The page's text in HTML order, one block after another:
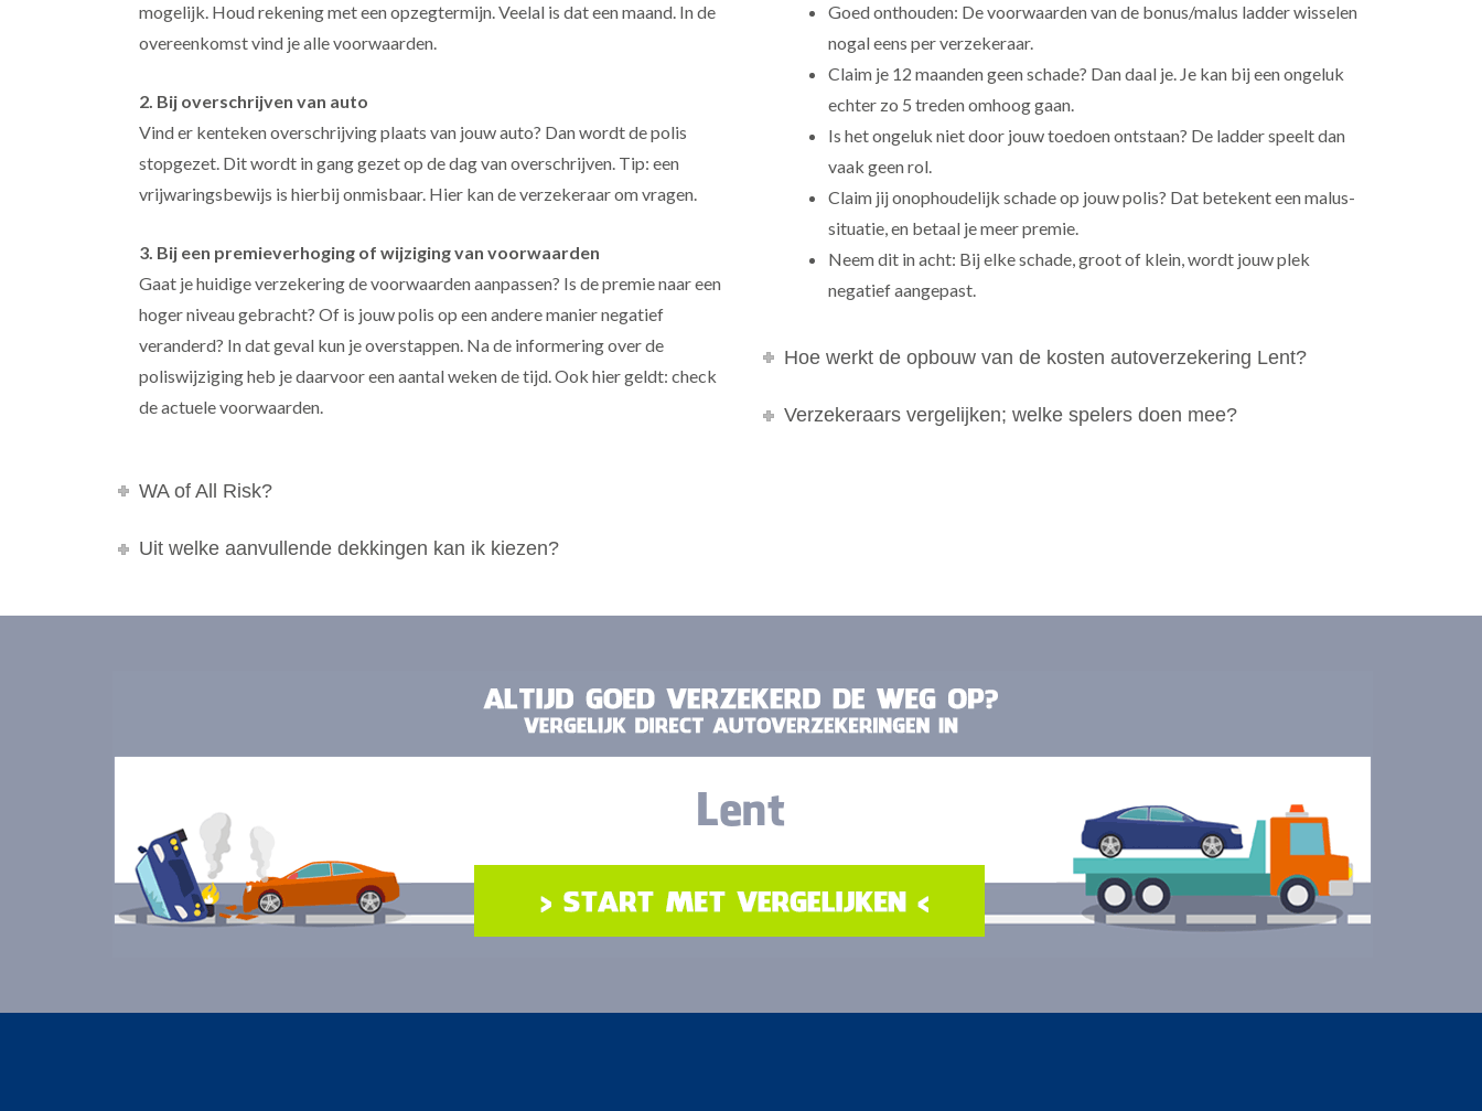
mogelijk. Houd rekening met een opzegtermijn. Veelal is dat een maand. In de
overeenkomst vind je alle voorwaarden.
2. Bij overschrijven van auto
Vind er kenteken overschrijving plaats van jouw auto? Dan wordt de polis
stopgezet. Dit wordt in gang gezet op de dag van overschrijven. Tip: een
vrijwaringsbewijs is hierbij onmisbaar. Hier kan de verzekeraar om vragen.
3. Bij een premieverhoging of wijziging van voorwaarden
Gaat je huidige verzekering de voorwaarden aanpassen? Is de premie naar een
hoger niveau gebracht? Of is jouw polis op een andere manier negatief
veranderd? In dat geval kun je overstappen. Na de informering over de
poliswijziging heb je daarvoor een aantal weken de tijd. Ook hier geldt: check
de actuele voorwaarden.
WA of All Risk?
Uit welke aanvullende dekkingen kan ik kiezen?
Goed onthouden: De voorwaarden van de bonus/malus ladder wisselen
nogal eens per verzekeraar.
Claim je 12 maanden geen schade? Dan daal je. Je kan bij een ongeluk
echter zo 5 treden omhoog gaan.
Is het ongeluk niet door jouw toedoen ontstaan? De ladder speelt dan
vaak geen rol.
Claim jij onophoudelijk schade op jouw polis? Dat betekent een malus-
situatie, en betaal je meer premie.
Neem dit in acht: Bij elke schade, groot of klein, wordt jouw plek
negatief aangepast.
Hoe werkt de opbouw van de kosten autoverzekering Lent?
Verzekeraars vergelijken; welke spelers doen mee?